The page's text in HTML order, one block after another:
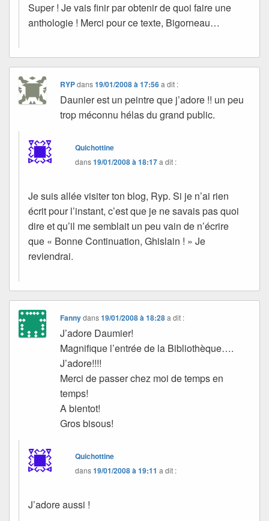
Super ! Je vais finir par obtenir de quoi faire une
anthologie ! Merci pour ce texte, Bigorneau…
RYPdans19/01/2008 à 17:56 a dit :
Daunier est un peintre que j’adore !! un peu
trop méconnu hélas du grand public.
Quichottine
dans19/01/2008 à 18:17a dit :
Je suis allée visiter ton blog, Ryp. Si je n’ai rien
écrit pour l’instant, c’est que je ne savais pas quoi
dire et qu’il me semblait un peu vain de n’écrire
que « Bonne Continuation, Ghislain ! » Je
reviendrai.
Fannydans19/01/2008 à 18:28 a dit :
J’adore Daumier!
Magnifique l’entrée de la Bibliothèque….
J’adore!!!!
Merci de passer chez moi de temps en
temps!
A bientot!
Gros bisous!
Quichottine
dans19/01/2008 à 19:11 a dit :
J’adore aussi !